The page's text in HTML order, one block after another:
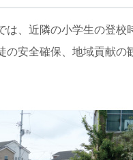
は、近隣の小学生の登
の安全確保、地域貢献